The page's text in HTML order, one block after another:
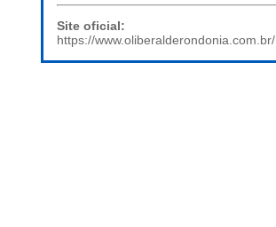
Site oficial:
https://www.oliberalderondonia.com.br/